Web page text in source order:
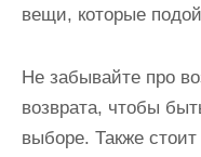
вещи, которые
Не забывайте про
возврата, чтобы
выборе. Также